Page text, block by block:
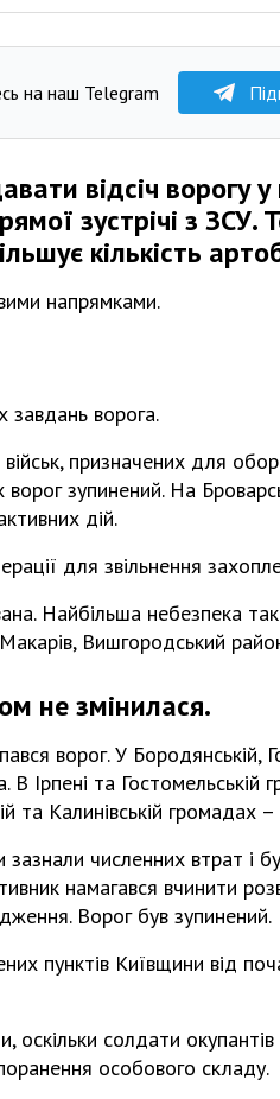
на наш Telegram
відсіч ворогу
зустрічі з ЗСУ.
кількість
напрямками.
завдань ворога.
призначених для
зупинений. На
дій.
для звільнення
Найбільша небезпека
Вишгородський
не змінилася.
ворог. У Бородянській,
Ірпені та Гостомельській
та Калинівській громадах
численних втрат і
намагався вчинити
Ворог був зупинений.
пунктів Київщини від
солдати окупантів
особового складу.